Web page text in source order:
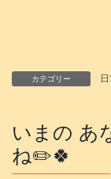
カテゴリー
いまの あ
ね✏️🍀